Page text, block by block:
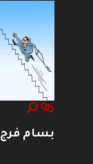
بسام فرج